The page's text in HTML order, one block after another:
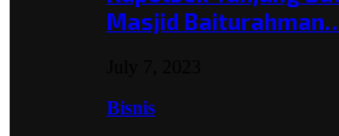
Masjid
Bisnis